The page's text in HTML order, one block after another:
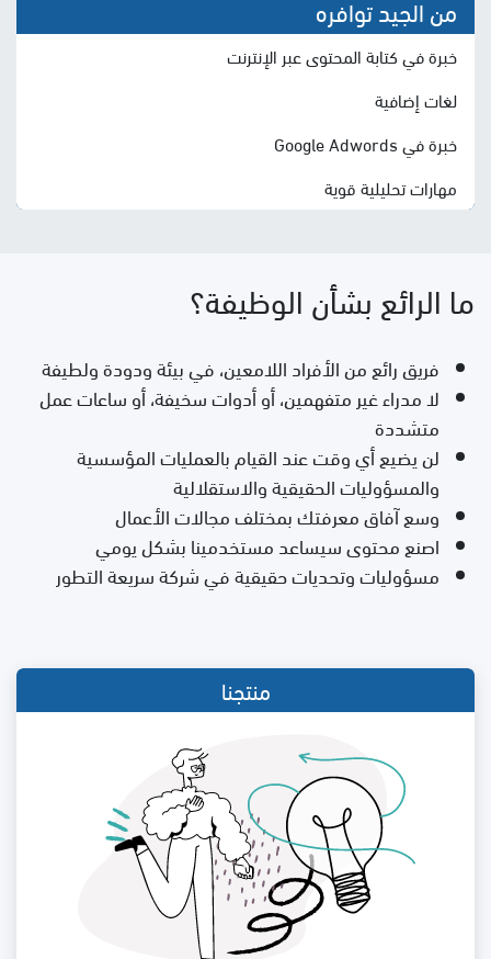
من الجيد توافره
خبرة في كتابة المحتوى عبر الإنترنت
لغات إضافية
خبرة في Google Adwords
مهارات تحليلية قوية
ما الرائع بشأن الوظيفة؟
فريق رائع من الأفراد اللامعين، في بيئة ودودة ولطيفة
لا مدراء غير متفهمين، أو أدوات سخيفة، أو ساعات عمل
متشددة
لن يضيع أي وقت عند القيام بالعمليات المؤسسية
والمسؤوليات الحقيقية والاستقلالية
وسع آفاق معرفتك بمختلف مجالات الأعمال
اصنع محتوى سيساعد مستخدمينا بشكل يومي
مسؤوليات وتحديات حقيقية في شركة سريعة التطور
منتجنا